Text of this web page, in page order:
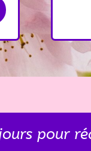
pour